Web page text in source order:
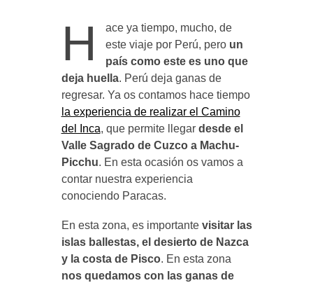
H
ace ya tiempo, mucho, de
este viaje por Perú, pero un
país como este es uno que
deja huella. Perú deja ganas de
regresar. Ya os contamos hace tiempo
la experiencia de realizar el Camino
del Inca, que permite llegar desde el
Valle Sagrado de Cuzco a Machu-
Picchu. En esta ocasión os vamos a
contar nuestra experiencia
conociendo Paracas.
En esta zona, es importante visitar las
islas ballestas, el desierto de Nazca
y la costa de Pisco. En esta zona
nos quedamos con las ganas de